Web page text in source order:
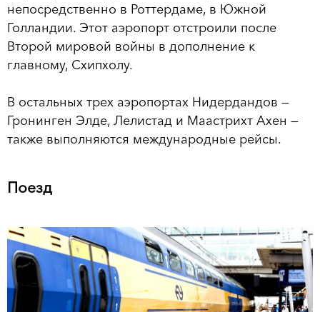
непосредственно в Роттердаме, в Южной
Голландии. Этот аэропорт отстроили после
Второй мировой войны в дополнение к
главному, Схипхолу.
В остальных трех аэропортах Нидердандов —
Гронинген Элде, Лелистад и Маастрихт Ахен —
также выполняются международные рейсы.
Поезд